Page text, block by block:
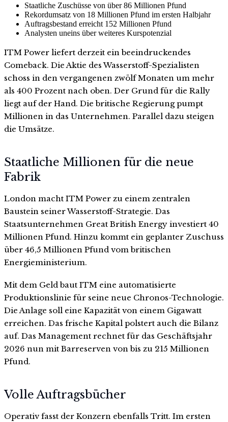
Staatliche Zuschüsse von über 86 Millionen Pfund
Rekordumsatz von 18 Millionen Pfund im ersten Halbjahr
Auftragsbestand erreicht 152 Millionen Pfund
Analysten uneins über weiteres Kurspotenzial
ITM Power liefert derzeit ein beeindruckendes
Comeback. Die Aktie des Wasserstoff-Spezialisten
schoss in den vergangenen zwölf Monaten um mehr
als 400 Prozent nach oben. Der Grund für die Rally
liegt auf der Hand. Die britische Regierung pumpt
Millionen in das Unternehmen. Parallel dazu steigen
die Umsätze.
Staatliche Millionen für die neue
Fabrik
London macht ITM Power zu einem zentralen
Baustein seiner Wasserstoff-Strategie. Das
Staatsunternehmen Great British Energy investiert 40
Millionen Pfund. Hinzu kommt ein geplanter Zuschuss
über 46,5 Millionen Pfund vom britischen
Energieministerium.
Mit dem Geld baut ITM eine automatisierte
Produktionslinie für seine neue Chronos-Technologie.
Die Anlage soll eine Kapazität von einem Gigawatt
erreichen. Das frische Kapital polstert auch die Bilanz
auf. Das Management rechnet für das Geschäftsjahr
2026 nun mit Barreserven von bis zu 215 Millionen
Pfund.
Volle Auftragsbücher
Operativ fasst der Konzern ebenfalls Tritt. Im ersten